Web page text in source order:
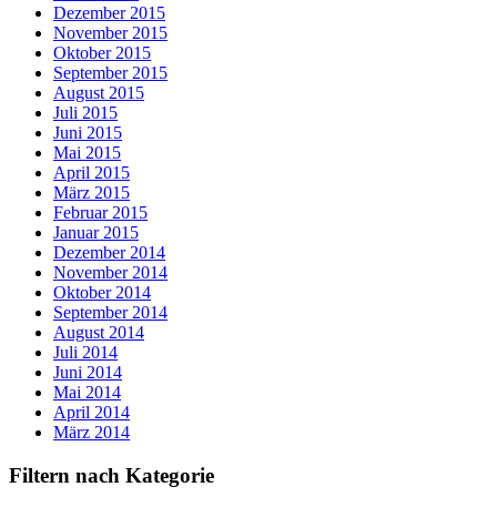
Dezember 2015
November 2015
Oktober 2015
September 2015
August 2015
Juli 2015
Juni 2015
Mai 2015
April 2015
März 2015
Februar 2015
Januar 2015
Dezember 2014
November 2014
Oktober 2014
September 2014
August 2014
Juli 2014
Juni 2014
Mai 2014
April 2014
März 2014
Filtern nach Kategorie